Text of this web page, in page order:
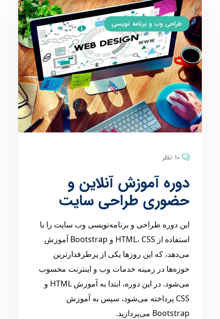
طراحی وب و برنامه نویسی
10 نظر
دوره آموزش آنلاین و
حضوری طراحی سایت
این دوره طراحی و برنامه‌نویسی وب سایت را با
استفاده از HTML، CSS و Bootstrap آموزش
می‌دهد، که این روزها یکی از پرطرفدارترین
حوزه‌ها در زمینه خدمات وب و اینترنت محسوب
می‌شود. در این دوره، ابتدا به آموزش HTML و
CSS پرداخته می‌شود، سپس به آموزش
Bootstrap می‌پردازید.